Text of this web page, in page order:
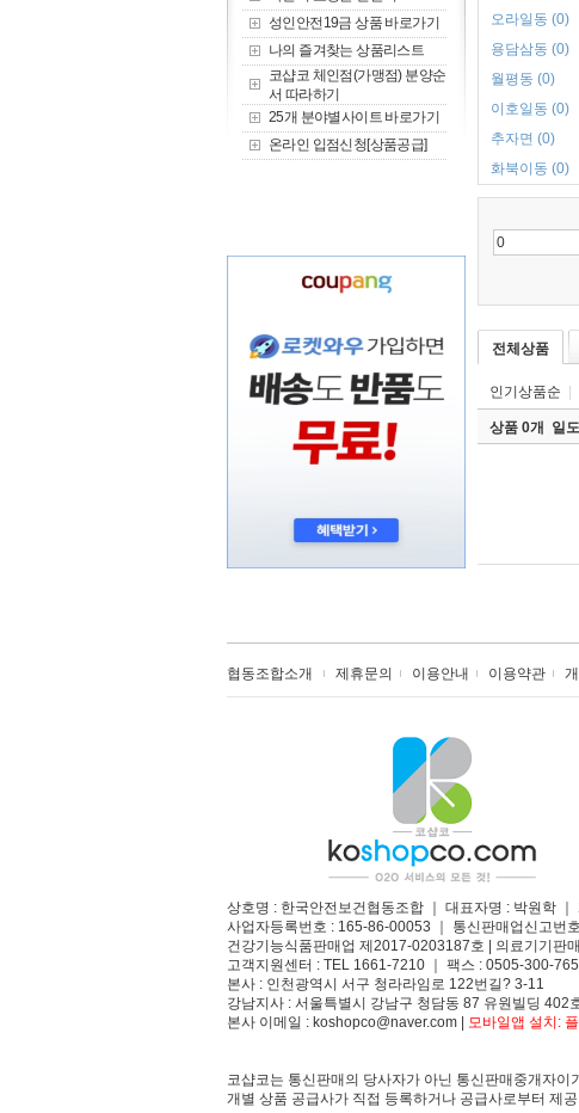
성인안전19금 상품 바로가기
나의 즐겨찾는 상품리스트
코샵코 체인점(가맹점) 분양순
서 따라하기
25개 분야별사이트 바로가기
온라인 입점신청[상품공급]
오라일동 (0)
용담삼동 (0)
월평동 (0)
이호일동 (0)
추자면 (0)
화북이동 (0)
전체상품
인기상품순
상품 0개 일
협동조합소개 제휴문의 이용안내 이용약관
상호명 : 한국안전보건협동조합 ｜ 대표자명 : 박원학
사업자등록번호 : 165-86-00053 ｜ 통신판매업신고번
건강기능식품판매업 제2017-0203187호 | 의료기기판
고객지원센터 : TEL 1661-7210 ｜ 팩스 : 0505-300-
본사 : 인천광역시 서구 청라라임로 122번길? 3-11
강남지사 : 서울특별시 강남구 청담동 87 유원빌딩
본사 이메일 : koshopco@naver.com | 모바일앱 설치:
코샵코는 통신판매의 당사자가 아닌 통신판매중개자
개별 상품 공급사가 직접 등록하거나 공급사로부터 제